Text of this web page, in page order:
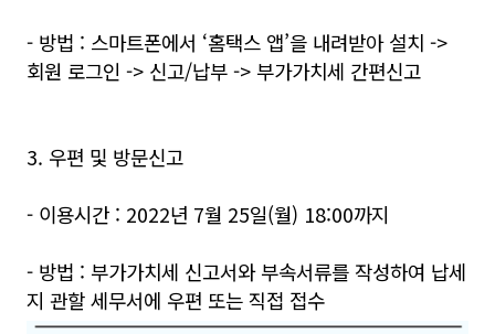
- 방법 : 스마트폰에서 ‘홈택스 앱’을 내려받아 설치 ->
회원 로그인 -> 신고/납부 -> 부가가치세 간편신고
3. 우편 및 방문신고
- 이용시간 : 2022년 7월 25일(월) 18:00까지
- 방법 : 부가가치세 신고서와 부속서류를 작성하여 납세
지 관할 세무서에 우편 또는 직접 접수